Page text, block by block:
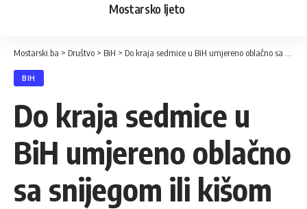
Mostarsko ljeto
Mostarski.ba > Društvo > BiH > Do kraja sedmice u BiH umjereno oblačno sa snijegom ili kišom
BIH
Do kraja sedmice u
BiH umjereno oblačno
sa snijegom ili kišom